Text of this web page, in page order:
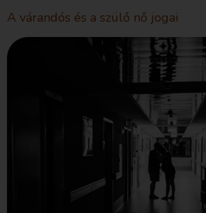
A várandós és a szülő nő jogai